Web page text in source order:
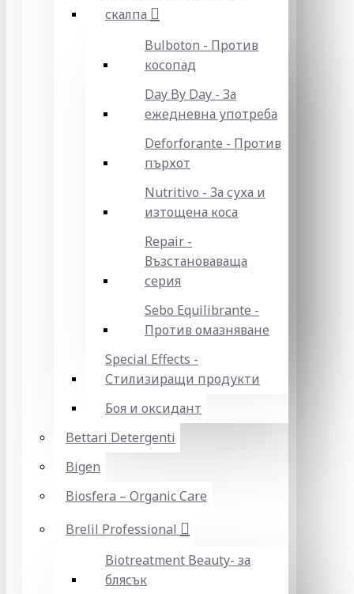
скалпа
Bulboton - Против
косопад
Day By Day - За
ежедневна употреба
Deforforante - Против
пърхот
Nutritivo - За суха и
изтощена коса
Repair -
Възстановаваща
серия
Sebo Equilibrante -
Против омазняване
Special Effects -
Стилизиращи продукти
Боя и оксидант
Bettari Detergenti
Bigen
Biosfera – Organic Care
Brelil Professional
Biotreatment Beauty- за
блясък